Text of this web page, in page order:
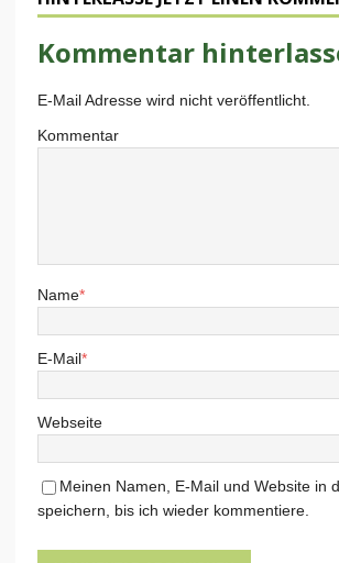
Kommentar
E-Mail Adresse wird nicht veröffentlicht.
Kommentar
Name*
E-Mail*
Webseite
Meinen Namen, E-Mail und Website in
speichern, bis ich wieder kommentiere.